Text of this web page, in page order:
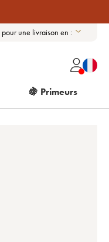
pour une livraison en :
🍇 Primeurs